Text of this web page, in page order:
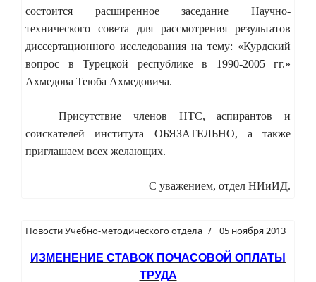
состоится расширенное заседание Научно-
технического совета для рассмотрения результатов
диссертационного исследования на тему: «Курдский
вопрос в Турецкой республике в 1990-2005 гг.»
Ахмедова Теюба Ахмедовича.
Присутствие членов НТС, аспирантов и
соискателей института ОБЯЗАТЕЛЬНО, а также
приглашаем всех желающих.
С уважением, отдел НИиИД.
Новости Учебно-методического отдела 05 ноября 2013
ИЗМЕНЕНИЕ СТАВОК ПОЧАСОВОЙ ОПЛАТЫ
ТРУДА